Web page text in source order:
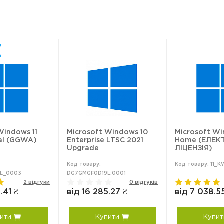
Linux Desktop:
Стандартна підтримка
в будні дні та робочі години
в будні
телефон, е-мейл, веб-
підтримка
первинна та подальша реакції первинна
11
(GGWA)
2 відгуки
₴
Microsoft Windows 10
Enterprise LTSC 2021
Upgrade
Код товару:
DG7GMGF0D19L:0001
0 відгуків
від 16 285.27 ₴
Купити
Microsoft
Home
ЛІЦЕНЗІЯ)
Код товару:
від 7